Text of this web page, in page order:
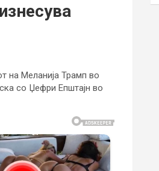
на Меланија Трамп во
со Џефри Епштајн во